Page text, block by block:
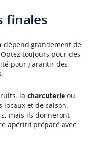
finales
dépend grandement de
toujours pour des
pour garantir des
la charcuterie ou
locaux et de saison.
mais ils donneront
apéritif préparé avec